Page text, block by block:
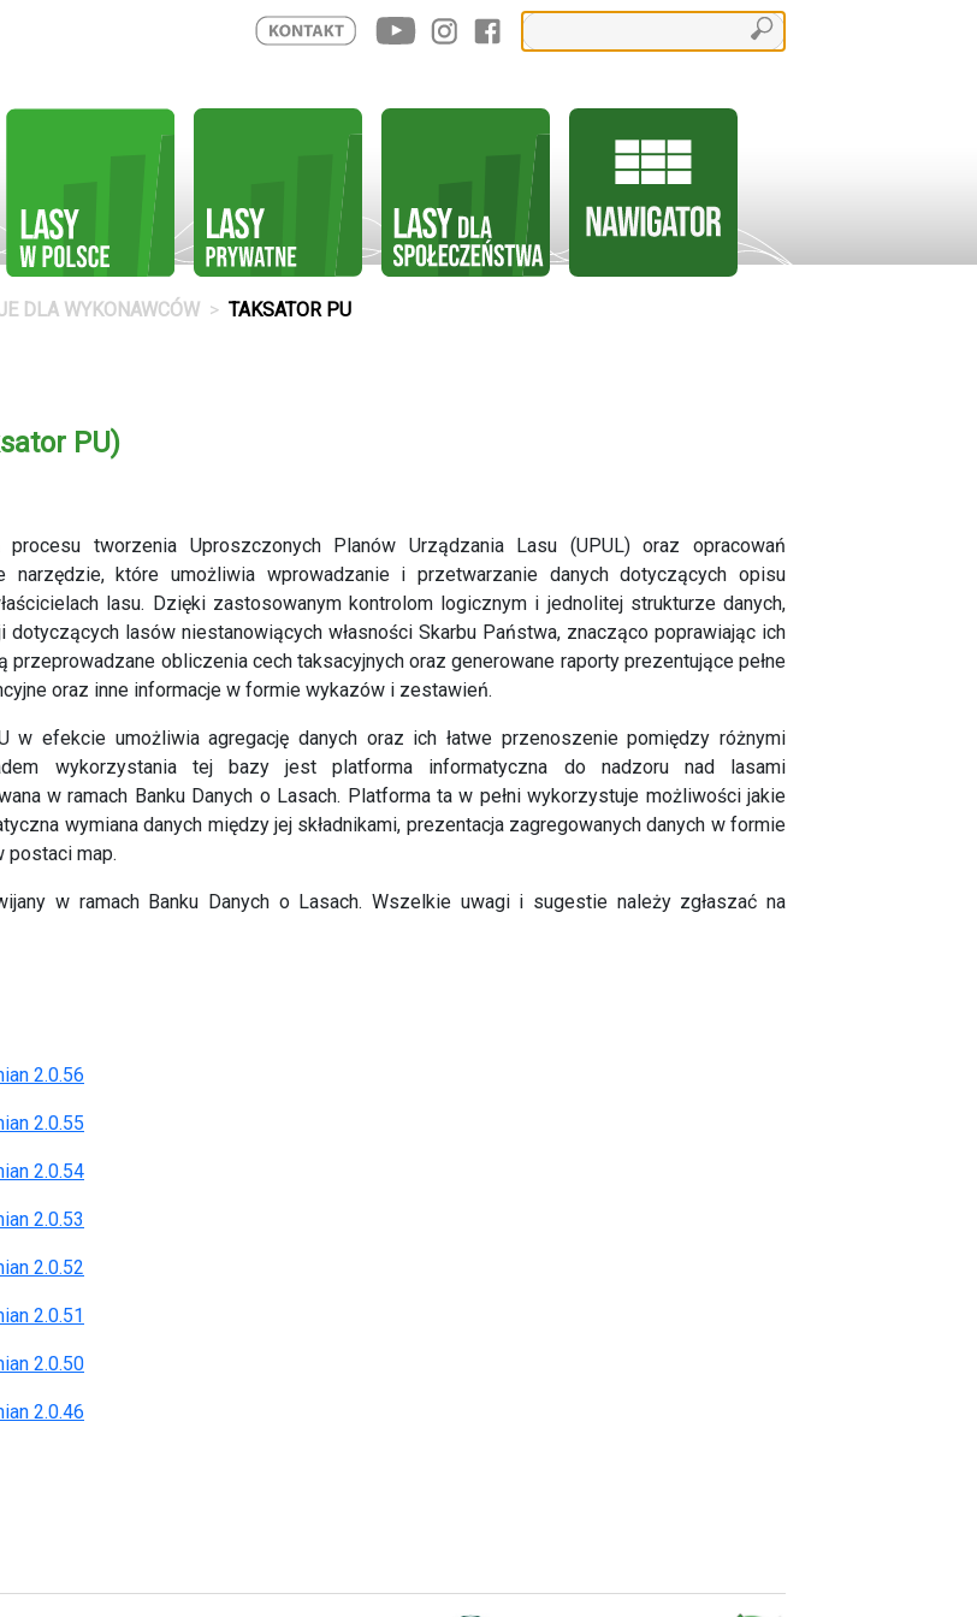
DLA WYKONAWCÓW TAKSATOR PU
PU)
tworzenia Uproszczonych Planów Urządzania Lasu (UPUL) oraz opracowań
narzędzie, które umożliwia wprowadzanie i przetwarzanie danych dotyczących opisu
lasu. Dzięki zastosowanym kontrolom logicznym i jednolitej strukturze danych,
lasów niestanowiących własności Skarbu Państwa, znacząco poprawiając ich
obliczenia cech taksacyjnych oraz generowane raporty prezentujące pełne
oraz inne informacje w formie wykazów i zestawień.
w efekcie umożliwia agregację danych oraz ich łatwe przenoszenie pomiędzy różnymi
wykorzystania tej bazy jest platforma informatyczna do nadzoru nad lasami
w ramach Banku Danych o Lasach. Platforma ta w pełni wykorzystuje możliwości jakie
wymiana danych między jej składnikami, prezentacja zagregowanych danych w formie
postaci map.
w ramach Banku Danych o Lasach. Wszelkie uwagi i sugestie należy zgłaszać na
2.0.56
2.0.55
2.0.54
2.0.53
2.0.52
2.0.51
2.0.50
2.0.46